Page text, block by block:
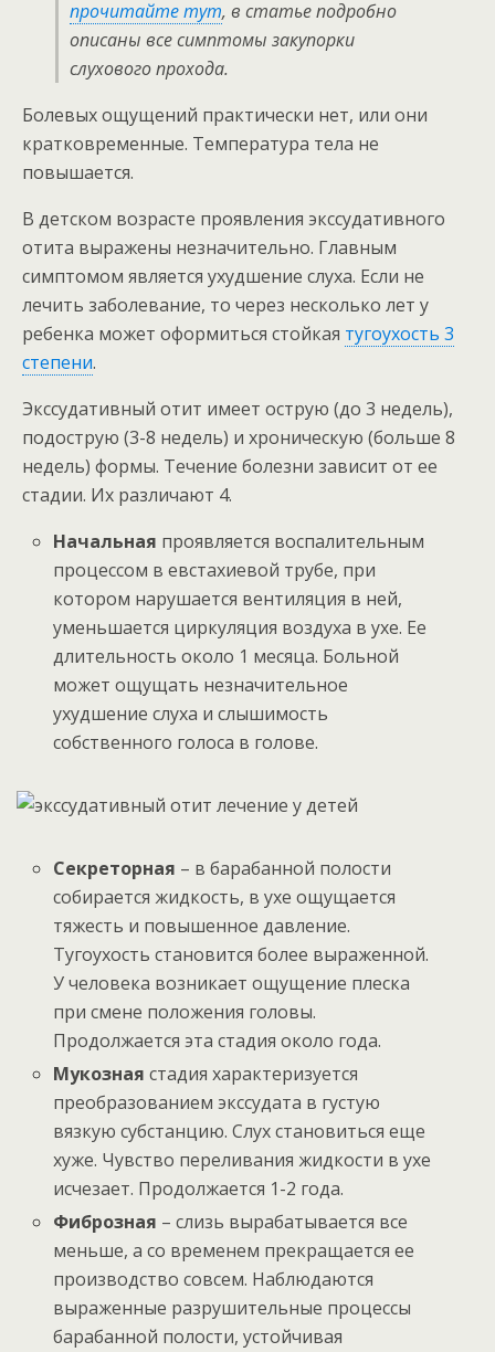
прочитайте тут, в статье подробно
описаны все симптомы закупорки
слухового прохода.
Болевых ощущений практически нет, или они
кратковременные. Температура тела не
повышается.
В детском возрасте проявления экссудативного
отита выражены незначительно. Главным
симптомом является ухудшение слуха. Если не
лечить заболевание, то через несколько лет у
ребенка может оформиться стойкая тугоухость 3
степени.
Экссудативный отит имеет острую (до 3 недель),
подострую (3-8 недель) и хроническую (больше 8
недель) формы. Течение болезни зависит от ее
стадии. Их различают 4.
Начальная проявляется воспалительным
процессом в евстахиевой трубе, при
котором нарушается вентиляция в ней,
уменьшается циркуляция воздуха в ухе. Ее
длительность около 1 месяца. Больной
может ощущать незначительное
ухудшение слуха и слышимость
собственного голоса в голове.
Секреторная – в барабанной полости
собирается жидкость, в ухе ощущается
тяжесть и повышенное давление.
Тугоухость становится более выраженной.
У человека возникает ощущение плеска
при смене положения головы.
Продолжается эта стадия около года.
Мукознаястадия характеризуется
преобразованием экссудата в густую
вязкую субстанцию. Слух становиться еще
хуже. Чувство переливания жидкости в ухе
исчезает. Продолжается 1-2 года.
Фиброзная – слизь вырабатывается все
меньше, а со временем прекращается ее
производство совсем. Наблюдаются
выраженные разрушительные процессы
барабанной полости, устойчивая